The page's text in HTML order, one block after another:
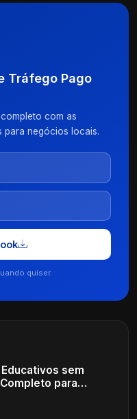
Tráfego Pago
com as
para negócios locais.
quiser.
sem
para